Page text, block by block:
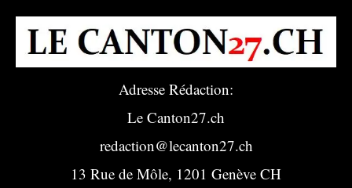
Adresse Rédaction:
Le Canton27.ch
redaction@lecanton27.ch
13 Rue de Môle, 1201 Genève CH